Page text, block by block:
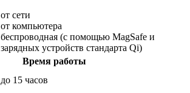
от сети
от компьютера
беспроводная (с помощью MagSafe и
зарядных устройств стандарта Qi)
Время работы
до 15 часов